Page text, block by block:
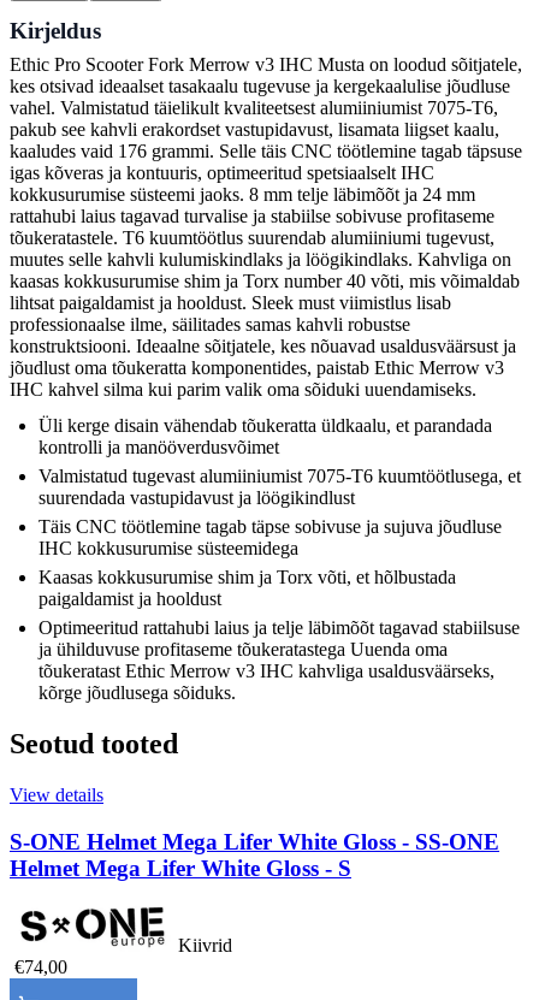
Kirjeldus
Ethic Pro Scooter Fork Merrow v3 IHC Musta on loodud sõitjatele,
kes otsivad ideaalset tasakaalu tugevuse ja kergekaalulise jõudluse
vahel. Valmistatud täielikult kvaliteetsest alumiiniumist 7075-T6,
pakub see kahvli erakordset vastupidavust, lisamata liigset kaalu,
kaaludes vaid 176 grammi. Selle täis CNC töötlemine tagab täpsuse
igas kõveras ja kontuuris, optimeeritud spetsiaalselt IHC
kokkusurumise süsteemi jaoks. 8 mm telje läbimõõt ja 24 mm
rattahubi laius tagavad turvalise ja stabiilse sobivuse profitaseme
tõukeratastele. T6 kuumtöötlus suurendab alumiiniumi tugevust,
muutes selle kahvli kulumiskindlaks ja löögikindlaks. Kahvliga on
kaasas kokkusurumise shim ja Torx number 40 võti, mis võimaldab
lihtsat paigaldamist ja hooldust. Sleek must viimistlus lisab
professionaalse ilme, säilitades samas kahvli robustse
konstruktsiooni. Ideaalne sõitjatele, kes nõuavad usaldusväärsust ja
jõudlust oma tõukeratta komponentides, paistab Ethic Merrow v3
IHC kahvel silma kui parim valik oma sõiduki uuendamiseks.
Üli kerge disain vähendab tõukeratta üldkaalu, et parandada
kontrolli ja manööverdusvõimet
Valmistatud tugevast alumiiniumist 7075-T6 kuumtöötlusega, et
suurendada vastupidavust ja löögikindlust
Täis CNC töötlemine tagab täpse sobivuse ja sujuva jõudluse
IHC kokkusurumise süsteemidega
Kaasas kokkusurumise shim ja Torx võti, et hõlbustada
paigaldamist ja hooldust
Optimeeritud rattahubi laius ja telje läbimõõt tagavad stabiilsuse
ja ühilduvuse profitaseme tõukeratastega Uuenda oma
tõukeratast Ethic Merrow v3 IHC kahvliga usaldusväärseks,
kõrge jõudlusega sõiduks.
Seotud tooted
View details
S-ONE Helmet Mega Lifer White Gloss - SS-ONE
Helmet Mega Lifer White Gloss - S
Kiivrid
€74,00